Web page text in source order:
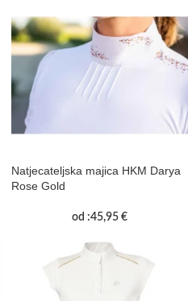
Natjecateljska majica HKM Darya
Rose Gold
od :45,95 €